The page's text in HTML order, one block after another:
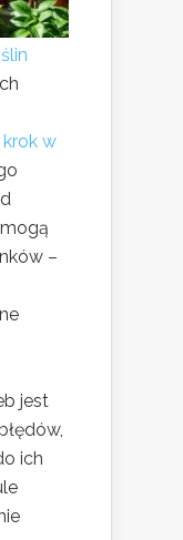
w
–
jest
ich